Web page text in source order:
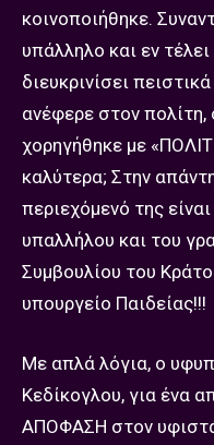
κοινοποιήθηκε.
υπάλληλο και εν
διευκρινίσει
ανέφερε στον πολίτη,
χορηγήθηκε με
καλύτερα; Στην
περιεχόμενό της
υπαλλήλου και του
Συμβουλίου του
υπουργείο Παιδείας!!!
Με απλά λόγια, ο
Κεδίκογλου, για ένα
ΑΠΟΦΑΣΗ στον